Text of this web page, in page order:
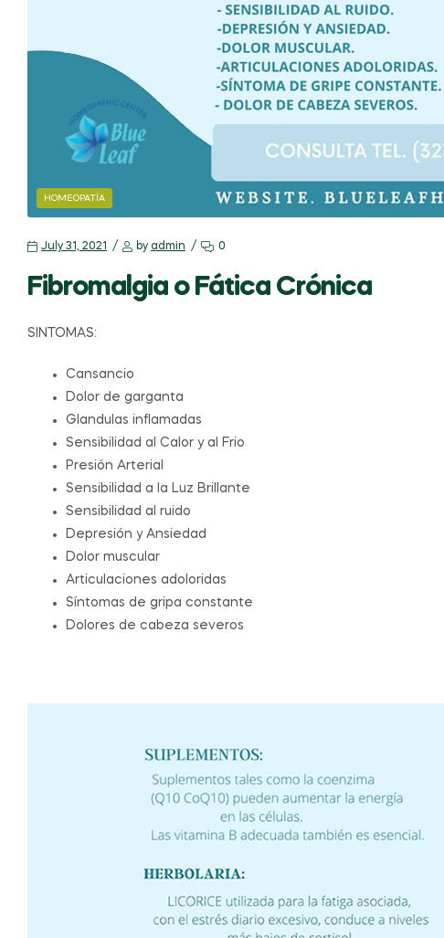
HOMEOPATÍA
July 31, 2021 by admin 0
Fibromalgia o Fática Crónica
SINTOMAS:
Cansancio
Dolor de garganta
Glandulas inflamadas
Sensibilidad al Calor y al Frio
Presión Arterial
Sensibilidad a la Luz Brillante
Sensibilidad al ruido
Depresión y Ansiedad
Dolor muscular
Articulaciones adoloridas
Síntomas de gripa constante
Dolores de cabeza severos